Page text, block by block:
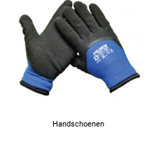
Handschoenen